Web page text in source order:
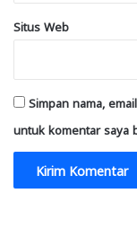
Situs Web
Simpan nama,
untuk komentar saya